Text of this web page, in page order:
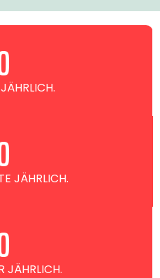
JÄHRLICH.
JÄHRLICH.